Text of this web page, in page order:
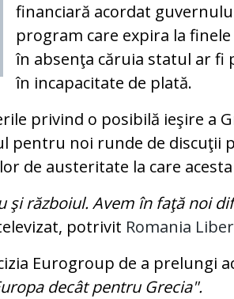
financiară acordat
program care expira la
în absenţa căruia statul ar
în incapacitate de plată.
privind o posibilă ieşire a
pentru noi runde de discuţii
de austeritate la care
şi războiul. Avem în faţă noi
potrivit Romania
Eurogroup de a prelungi
decât pentru Grecia".